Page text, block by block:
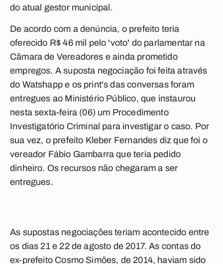
do atual gestor municipal.
De acordo com a denúncia, o prefeito teria
oferecido R$ 46 mil pelo 'voto' do parlamentar na
Câmara de Vereadores e ainda prometido
empregos. A suposta negociação foi feita através
do Watshapp e os print's das conversas foram
entregues ao Ministério Público, que instaurou
nesta sexta-feira (06) um Procedimento
Investigatório Criminal para investigar o caso. Por
sua vez, o prefeito Kleber Fernandes diz que foi o
vereador Fábio Gambarra que teria pedido
dinheiro. Os recursos não chegaram a ser
entregues.
As supostas negociações teriam acontecido entre
os dias 21 e 22 de agosto de 2017. As contas do
ex-prefeito Cosmo Simões, de 2014, haviam sido